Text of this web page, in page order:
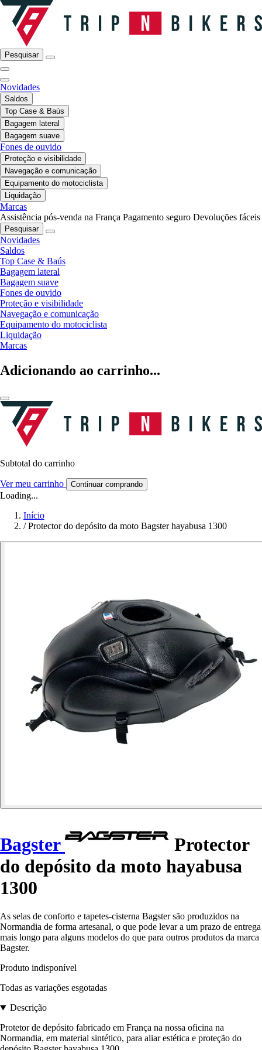
Pesquisar
Novidades
Saldos
Top Case & Baús
Bagagem lateral
Bagagem suave
Fones de ouvido
Proteção e visibilidade
Navegação e comunicação
Equipamento do motociclista
Liquidação
Marcas
Assistência pós-venda na França Pagamento seguro Devoluções fáceis
Pesquisar
Novidades
Saldos
Top Case & Baús
Bagagem lateral
Bagagem suave
Fones de ouvido
Proteção e visibilidade
Navegação e comunicação
Equipamento do motociclista
Liquidação
Marcas
Adicionando ao carrinho...
Subtotal do carrinho
Ver meu carrinho Continuar comprando
Loading...
Início
/ Protector do depósito da moto Bagster hayabusa 1300
Bagster
Protector
do depósito da moto hayabusa
1300
As selas de conforto e tapetes-cisterna Bagster são produzidos na
Normandia de forma artesanal, o que pode levar a um prazo de entrega
mais longo para alguns modelos do que para outros produtos da marca
Bagster.
Produto indisponível
Todas as variações esgotadas
Descrição
Protetor de depósito fabricado em França na nossa oficina na
Normandia, em material sintético, para aliar estética e proteção do